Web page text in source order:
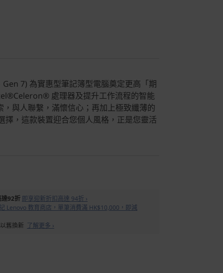
7) 為實惠型筆記簿型電腦奠定更高「期
處理器及提升工作流程的智能
與人聯繫，滿懷信心；再加上極致纖薄的
擇，這款裝置迎合您個人風格，正是您靈活
達92折 即享迎新折扣高達 94折 ›
Lenovo 教育商店，單筆消費滿 HK$10,000，即減
舊換新 了解更多 ›